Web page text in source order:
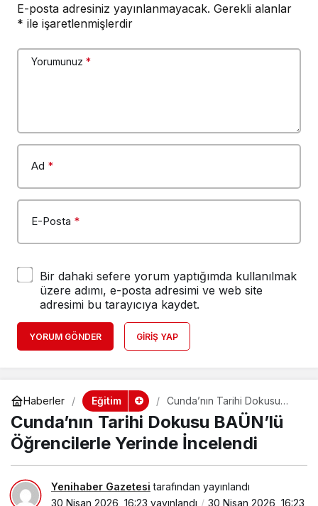
E-posta adresiniz yayınlanmayacak. Gerekli alanlar
* ile işaretlenmişlerdir
Yorumunuz *
Ad *
E-Posta *
Bir dahaki sefere yorum yaptığımda kullanılmak
üzere adımı, e-posta adresimi ve web site
adresimi bu tarayıcıya kaydet.
YORUM GÖNDER GIRIŞ YAP
Haberler Eğitim
Cunda’nın Tarihi Dokusu
BAÜN’lü Öğrencilerle
Yerinde İncelendi
Cunda’nın Tarihi Dokusu BAÜN’lü
Öğrencilerle Yerinde İncelendi
Yenihaber Gazetesi tarafından yayınlandı
30 Nisan 2026, 16:23 yayınlandı 30 Nisan 2026, 16:23